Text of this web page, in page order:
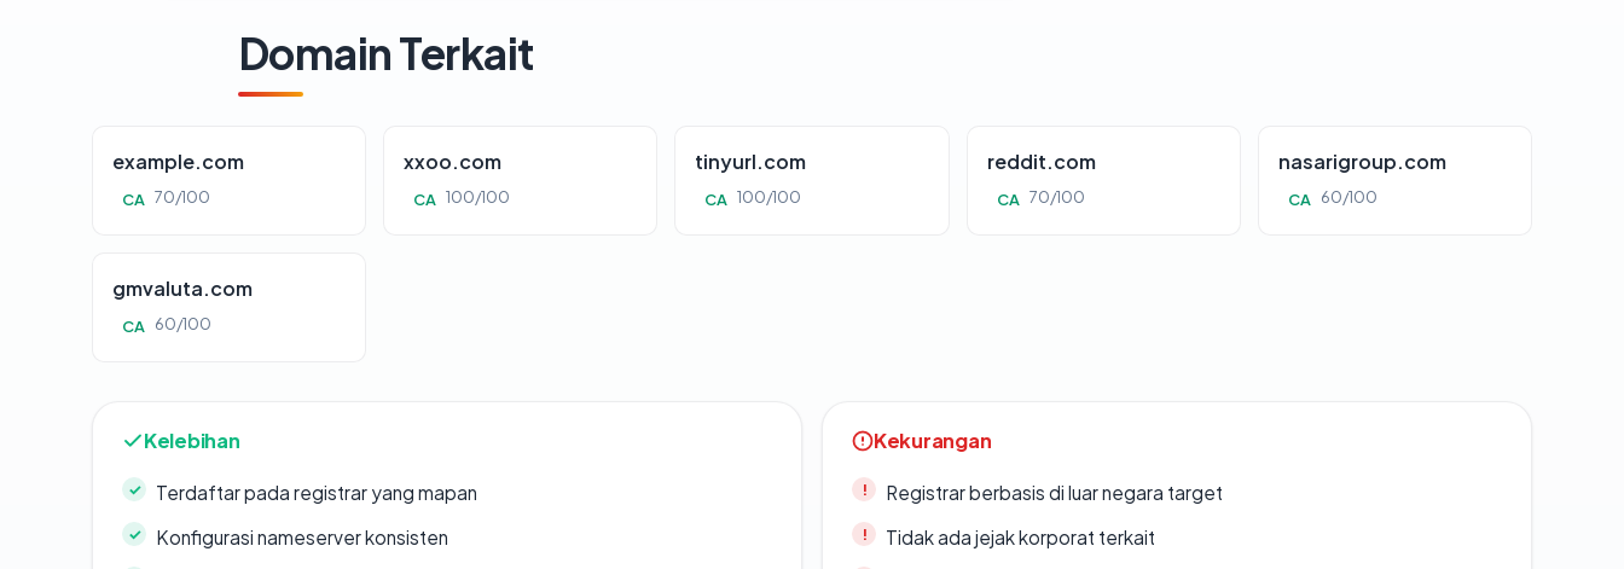
Domain Terkait
example.com
CA 70/100
xxoo.com
CA 100/100
tinyurl.com
CA 100/100
reddit.com
CA 70/100
nasarigroup.com
CA 60/100
gmvaluta.com
CA 60/100
Kelebihan
Terdaftar pada registrar yang mapan
Konfigurasi nameserver konsisten
Kekurangan
Registrar berbasis di luar negara target
Tidak ada jejak korporat terkait